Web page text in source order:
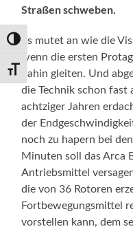
Umschalten auf hohe
Schrift vergrößern
Straßen schweben.
Es mutet an wie die
wenn die ersten
dahin gleiten. Und
die Technik schon fast
achtziger Jahren
der
noch zu hapern bei
Minuten soll das Arca
Antriebsmittel
die von 36 Rotoren
Fortbewegungsmittel
vorstellen kann, dem